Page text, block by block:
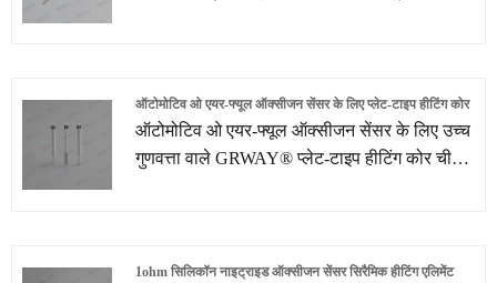
ग्राहकों के चित्र या नमूनों के अनुसार ग्राहक की अलग
-अलग जरूरतों को पूरा करने के लिए अनुकूलित हीटिंग
तत्व समाधान और सेवाएं भी प्रदान करते हैं।
ऑटोमोटिव ओ एयर-फ्यूल ऑक्सीजन सेंसर के लिए प्लेट-टाइप हीटिंग कोर
ऑटोमोटिव ओ एयर-फ्यूल ऑक्सीजन सेंसर के लिए उच्च
गुणवत्ता वाले GRWAY® प्लेट-टाइप हीटिंग कोर चीन
1ohm सिलिकॉन नाइट्राइड ऑक्सीजन सेंसर सिरैमिक हीटिंग एलिमेंट